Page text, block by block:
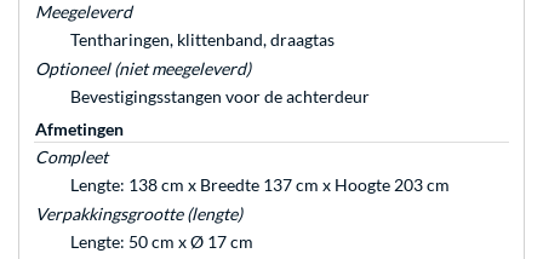
Meegeleverd
Tentharingen, klittenband, draagtas
Optioneel (niet meegeleverd)
Bevestigingsstangen voor de achterdeur
Afmetingen
Compleet
Lengte: 138 cm x Breedte 137 cm x Hoogte 203 cm
Verpakkingsgrootte (lengte)
Lengte: 50 cm x Ø 17 cm